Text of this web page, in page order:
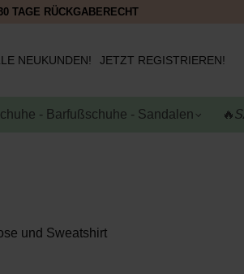
TAGE RÜCKGABERECHT
NEUKUNDEN! JETZT REGISTRIEREN!
- Barfußschuhe - Sandalen